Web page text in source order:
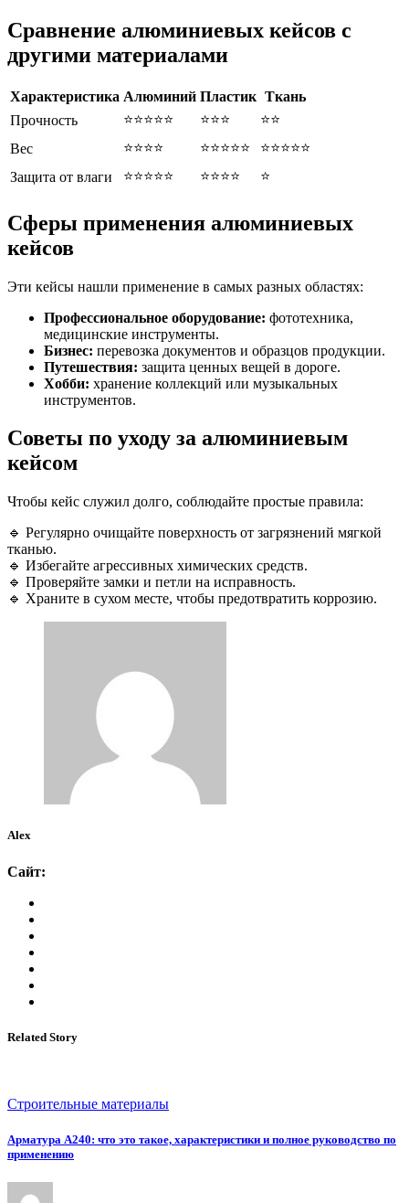
Сравнение алюминиевых кейсов с
другими материалами
Характеристика Алюминий Пластик Ткань
Прочность
⭐⭐⭐⭐⭐ ⭐⭐⭐
⭐⭐
Вес
⭐⭐⭐⭐ ⭐⭐⭐⭐⭐
⭐⭐⭐⭐⭐
Защита от влаги
⭐⭐⭐⭐⭐ ⭐⭐⭐⭐ ⭐
Сферы применения алюминиевых
кейсов
Эти кейсы нашли применение в самых разных областях:
Профессиональное оборудование: фототехника,
медицинские инструменты.
Бизнес: перевозка документов и образцов продукции.
Путешествия: защита ценных вещей в дороге.
Хобби: хранение коллекций или музыкальных
инструментов.
Советы по уходу за алюминиевым
кейсом
Чтобы кейс служил долго, соблюдайте простые правила:
🔹 Регулярно очищайте поверхность от загрязнений мягкой
тканью.
🔹 Избегайте агрессивных химических средств.
🔹 Проверяйте замки и петли на исправность.
🔹 Храните в сухом месте, чтобы предотвратить коррозию.
Alex
Сайт:
Related Story
Строительные материалы
Арматура А240: что это такое, характеристики и полное руководство по
применению